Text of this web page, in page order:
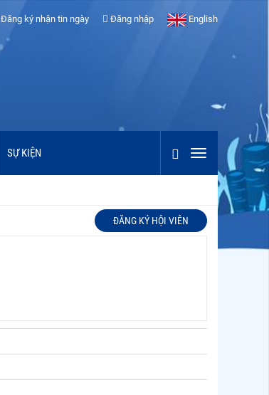
Đăng ký nhận tin ngày Đăng nhập English
SỰ KIỆN
ĐĂNG KÝ HỘI VIÊN